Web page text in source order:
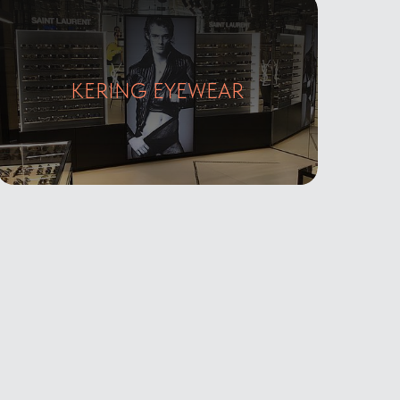
KERING EYEWEAR
Галерея